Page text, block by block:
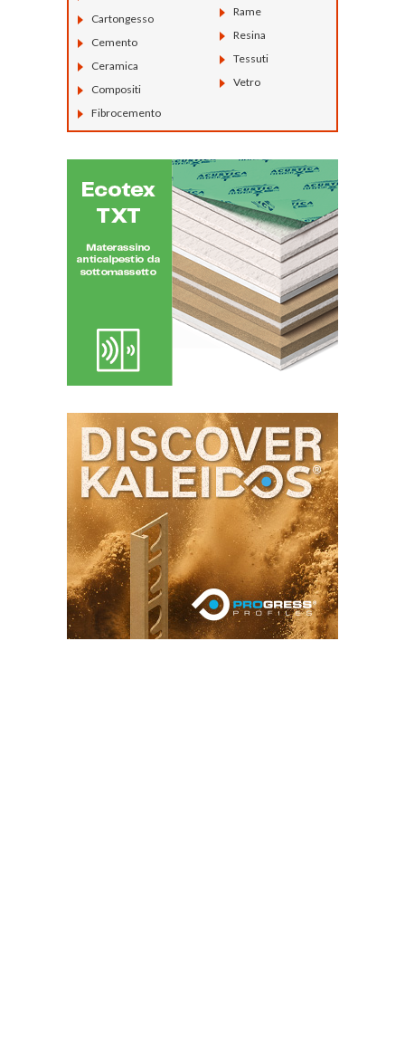
Cartongesso
Cemento
Ceramica
Compositi
Fibrocemento
Rame
Resina
Tessuti
Vetro